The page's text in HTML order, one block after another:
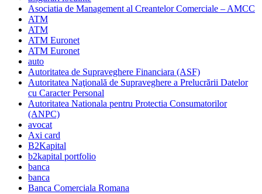
Asociatia de Management al Creantelor Comerciale – AMCC
ATM
ATM
ATM Euronet
ATM Euronet
auto
Autoritatea de Supraveghere Financiara (ASF)
Autoritatea Naţională de Supraveghere a Prelucrării Datelor
cu Caracter Personal
Autoritatea Nationala pentru Protectia Consumatorilor
(ANPC)
avocat
Axi card
B2Kapital
b2kapital portfolio
banca
banca
Banca Comerciala Romana